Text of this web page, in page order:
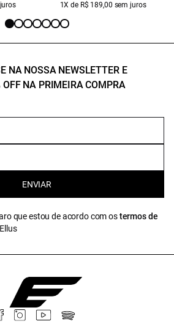
1X de R$ 189,00 sem juros
NA NOSSA NEWSLETTER E
OFF NA PRIMEIRA COMPRA
ENVIAR
que estou de acordo com ostermos de